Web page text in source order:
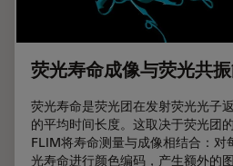
荧光寿命成像与荧光共
荧光寿命是荧光团在发射荧光光子
的平均时间长度。这取决于荧光团
FLIM将寿命测量与成像相结合：对
光寿命进行颜色编码，产生额外的